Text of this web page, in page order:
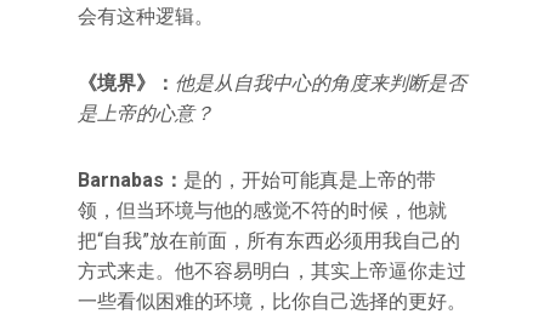
会有这种逻辑。
《境界》： 他是从自我中心的角度来判断是否
是上帝的心意？
Barnabas ： 是的，开始可能真是上帝的带
领，但当环境与他的感觉不符的时候，他就
把“自我”放在前面，所有东西必须用我自己的
方式来走。他不容易明白，其实上帝逼你走过
一些看似困难的环境，比你自己选择的更好。